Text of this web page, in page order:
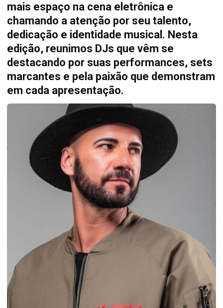
mais espaço na cena eletrônica e
chamando a atenção por seu talento,
dedicação e identidade musical. Nesta
edição, reunimos DJs que vêm se
destacando por suas performances, sets
marcantes e pela paixão que demonstram
em cada apresentação.